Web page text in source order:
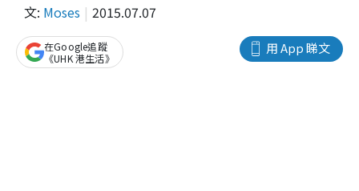
文: Moses 2015.07.07
用 App 睇文
在Google追蹤
《UHK 港生活》